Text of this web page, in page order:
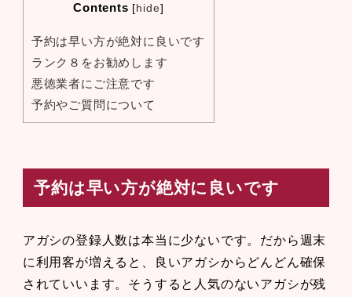
Contents [ hide]
予約は早い方が絶対に良いです
ランク８をお勧めします
悪徳業者にご注意です
予約やご質問について
予約は早い方が絶対に良いです
アガシの登録人数は本当に少ないです。だから週末
に利用客が増えると、良いアガシからどんどん確保
されていいます。そうすると人気のないアガシが残